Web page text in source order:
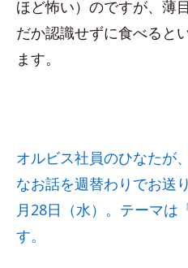
ほど怖い）のですが、薄
だか認識せずに食べると
ます。
オルビス社員のひなたが
なお話を週替わりでお送
月28日（水）。テーマは
す。